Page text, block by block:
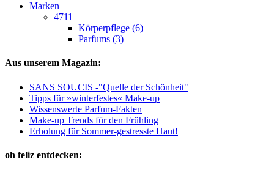
Marken
4711
Körperpflege (6)
Parfums (3)
Aus unserem Magazin:
SANS SOUCIS -"Quelle der Schönheit"
Tipps für »winterfestes« Make-up
Wissenswerte Parfum-Fakten
Make-up Trends für den Frühling
Erholung für Sommer-gestresste Haut!
oh feliz entdecken: